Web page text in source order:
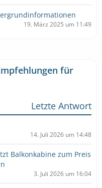
19. März 2025 um 11:49
für
Letzte Antwort
14. Juli 2026 um 14:48
Balkonkabine zum Preis
3. Juli 2026 um 16:04